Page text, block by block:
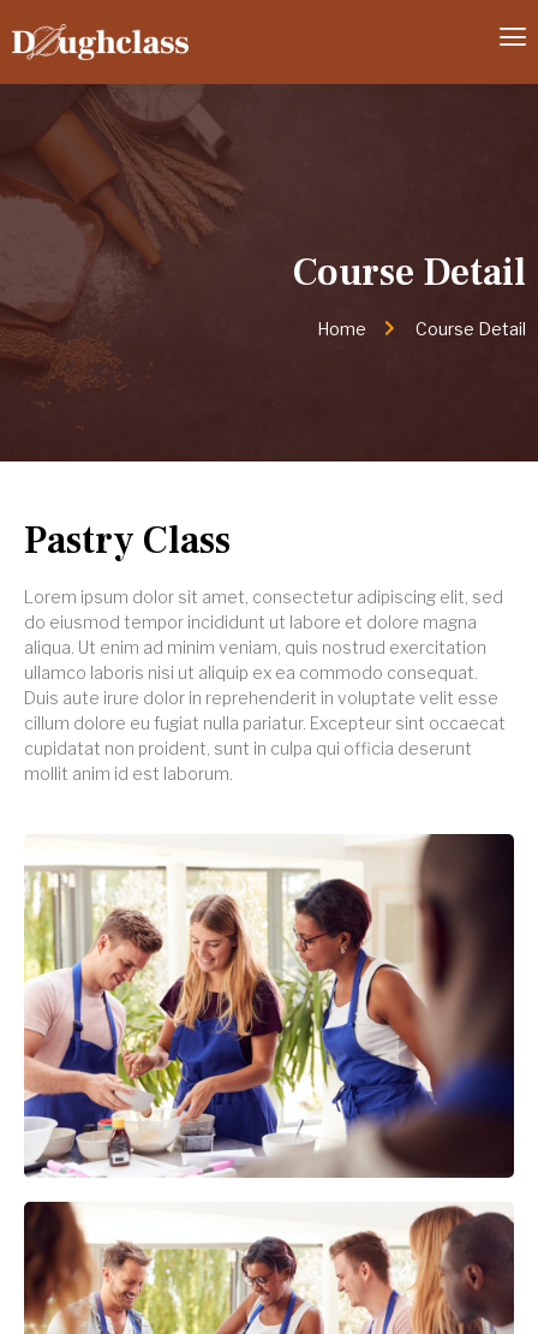
Course Detail
Home Course Detail
Pastry Class
Lorem ipsum dolor sit amet, consectetur adipiscing elit, sed
do eiusmod tempor incididunt ut labore et dolore magna
aliqua. Ut enim ad minim veniam, quis nostrud exercitation
ullamco laboris nisi ut aliquip ex ea commodo consequat.
Duis aute irure dolor in reprehenderit in voluptate velit esse
cillum dolore eu fugiat nulla pariatur. Excepteur sint occaecat
cupidatat non proident, sunt in culpa qui officia deserunt
mollit anim id est laborum.